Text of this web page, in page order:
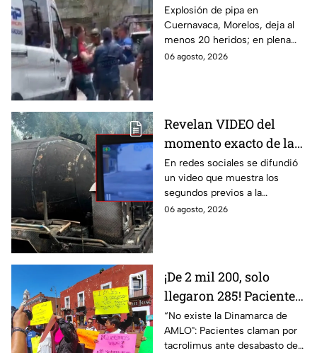
desesperación y el
llanto de un niño;
adultos desatan pelea
tras explosión de pipa
Explosión de pipa en
Cuernavaca, Morelos, deja al
menos 20 heridos; en plena
emergencia, dos hombres
06 agosto, 2026
Revelan VIDEO del
momento exacto de la
explosión de pipa de
gas en Cuernavaca,
Morelos
En redes sociales se difundió
un video que muestra los
segundos previos a la
explosión de una pipa de gas
06 agosto, 2026
¡De 2 mil 200, solo
llegaron 285! Pacientes
claman por
medicamentos ante
“No existe la Dinamarca de
AMLO": Pacientes claman por
tacrolimus ante desabasto de